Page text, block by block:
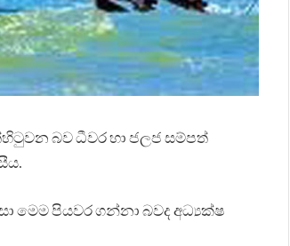
බව ධීවර හා ජලජ සම්පත්
මෙම පියවර ගන්නා බවද අධ්‍යක්ෂ